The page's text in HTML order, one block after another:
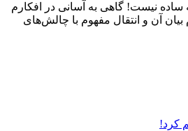
نیست! گاهی به آسانی در افکارم
آن و انتقال مفهوم با چالش‌های
کرد!